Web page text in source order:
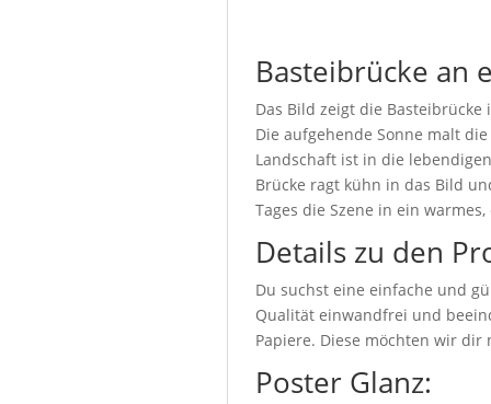
Basteibrücke an
Das Bild zeigt die
Die aufgehende Sonne malt
Landschaft ist in die
Brücke ragt kühn in das Bild
Tages die Szene in ein
Details zu den
Du suchst eine einfache und
Qualität einwandfrei und
Papiere. Diese möchten wir
Poster Glanz: